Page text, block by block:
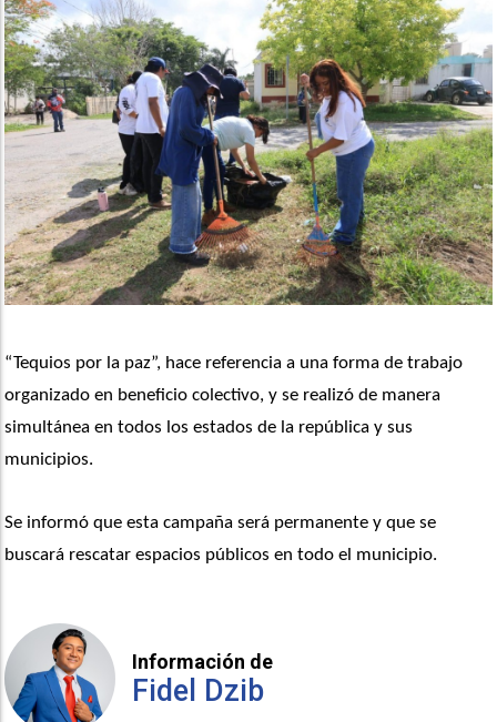
“Tequios por la paz”, hace referencia a una forma de trabajo
organizado en beneficio colectivo, y se realizó de manera
simultánea en todos los estados de la república y sus
municipios.
Se informó que esta campaña será permanente y que se
buscará rescatar espacios públicos en todo el municipio.
Información de
Fidel Dzib